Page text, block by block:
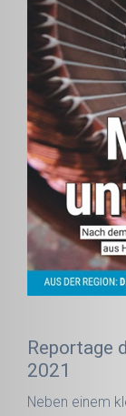
Reportage
2021
Neben einem